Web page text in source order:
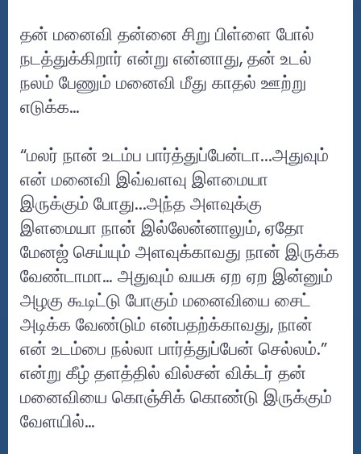
தன் மனைவி தன்னை சிறு பிள்ளை போல்
நடத்துக்கிறார் என்று என்னாது, தன் உடல்
நலம் பேணும் மனைவி மீது காதல் ஊற்று
எடுக்க…
“மலர் நான் உடம்ப பார்த்துப்பேன்டா...அதுவும்
என் மனைவி இவ்வளவு இளமையா
இருக்கும் போது...அந்த அளவுக்கு
இளமையா நான் இல்லேன்னாலும், ஏதோ
மேனஜ் செய்யும் அளவுக்காவது நான் இருக்க
வேண்டாமா… அதுவும் வயசு ஏற ஏற இன்னும்
அழகு கூடிட்டு போகும் மனைவியை சைட்
அடிக்க வேண்டும் என்பதற்க்காவது, நான்
என் உடம்பை நல்லா பார்த்துப்பேன் செல்லம்.”
என்று கீழ் தளத்தில் வில்சன் விக்டர் தன்
மனைவியை கொஞ்சிக் கொண்டு இருக்கும்
வேளயில்…